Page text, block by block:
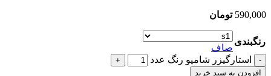
590,000 تومان
رنگبندی
صاف
استارگیزر شامپو رنگ عدد
افزودن به سبد خرید